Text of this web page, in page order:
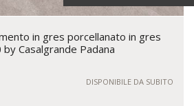
in gres porcellanato in gres
Casalgrande Padana
DISPONIBILE DA SUBITO